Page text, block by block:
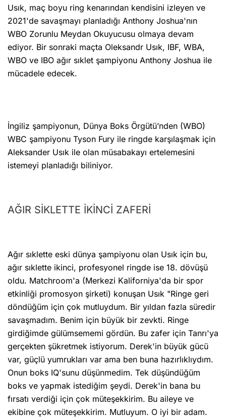
Usık, maç boyu ring kenarından kendisini izleyen ve
2021'de savaşmayı planladığı Anthony Joshua'nın
WBO Zorunlu Meydan Okuyucusu olmaya devam
ediyor. Bir sonraki maçta Oleksandr Usık, IBF, WBA,
WBO ve IBO ağır sıklet şampiyonu Anthony Joshua ile
mücadele edecek.
İngiliz şampiyonun, Dünya Boks Örgütü’nden (WBO)
WBC şampiyonu Tyson Fury ile ringde karşılaşmak için
Aleksander Usık ile olan müsabakayı ertelemesini
istemeyi planladığı biliniyor.
AĞIR SİKLETTE İKİNCİ ZAFERİ
Ağır sıklette eski dünya şampiyonu olan Usık için bu,
ağır sıklette ikinci, profesyonel ringde ise 18. dövüşü
oldu. Matchroom'a (Merkezi Kaliforniya'da bir spor
etkinliği promosyon şirketi) konuşan Usık "Ringe geri
döndüğüm için çok mutluydum. Bir yıldan fazla süredir
savaşmadım. Benim için büyük bir zevkti. Ringe
girdiğimde gülümsememi gördün. Bu zafer için Tanrı'ya
gerçekten şükretmek istiyorum. Derek'in büyük gücü
var, güçlü yumrukları var ama ben buna hazırlıklıydım.
Onun boks IQ'sunu düşünmedim. Tek düşündüğüm
boks ve yapmak istediğim şeydi. Derek'in bana bu
fırsatı verdiği için çok müteşekkirim. Bu aileye ve
ekibine çok müteşekkirim. Mutluyum. O iyi bir adam.